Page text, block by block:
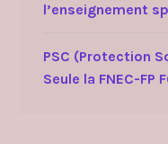
l’enseignement
PSC (Protection
Seule la FNEC-FP